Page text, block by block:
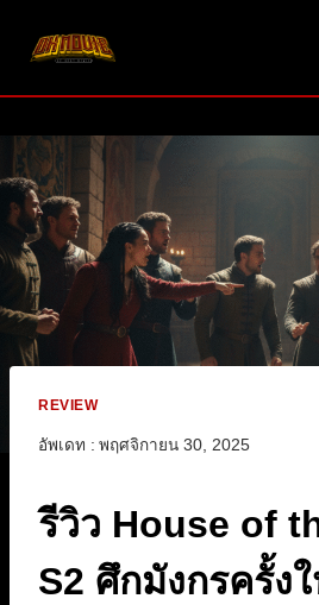
REVIEW
อัพเดท : พฤศจิกายน 30, 2025
รีวิว House of
S2 ศึกมังกรครั้ง